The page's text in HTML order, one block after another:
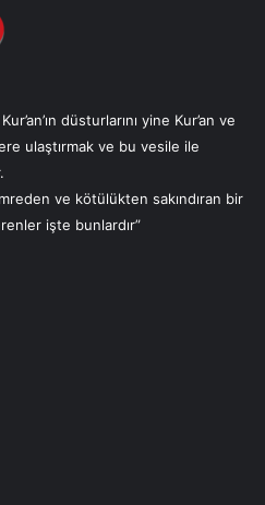
düsturlarını yine Kur’an ve
ulaştırmak ve bu vesile ile
ve kötülükten sakındıran bir
işte bunlardır”